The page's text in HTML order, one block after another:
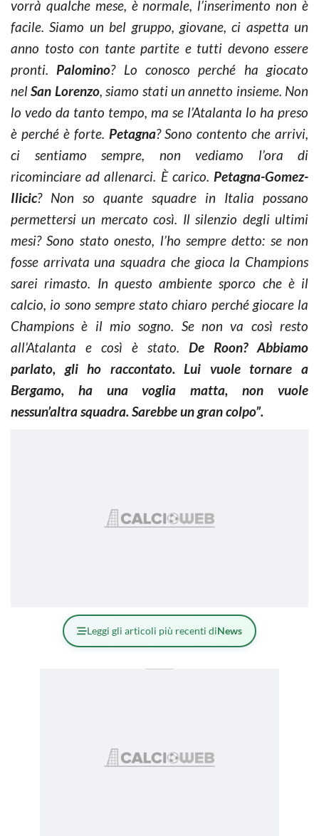
vorrà qualche mese, è normale, l’inserimento non è
facile. Siamo un bel gruppo, giovane, ci aspetta un
anno tosto con tante partite e tutti devono essere
pronti. Palomino? Lo conosco perché ha giocato
nelSan Lorenzo, siamo stati un annetto insieme. Non
lo vedo da tanto tempo, ma se l’Atalanta lo ha preso
è perché è forte. Petagna? Sono contento che arrivi,
ci sentiamo sempre, non vediamo l’ora di
ricominciare ad allenarci. È carico. Petagna-Gomez-
Ilicic? Non so quante squadre in Italia possano
permettersi un mercato così. Il silenzio degli ultimi
mesi? Sono stato onesto, l’ho sempre detto: se non
fosse arrivata una squadra che gioca la Champions
sarei rimasto. In questo ambiente sporco che è il
calcio, io sono sempre stato chiaro perché giocare la
Champions è il mio sogno. Se non va così resto
all’Atalanta e così è stato. De Roon? Abbiamo
parlato, gli ho raccontato. Lui vuole tornare a
Bergamo, ha una voglia matta, non vuole
nessun’altra squadra. Sarebbe un gran colpo”.
Leggi gli articoli più recenti diNews